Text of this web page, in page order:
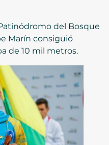
del Bosque
Marín consiguió
de 10 mil metros.